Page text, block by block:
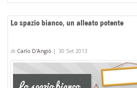
Lo spazio bianco, un alleato potente
di Carlo D'Angiò | 30 Set 2013